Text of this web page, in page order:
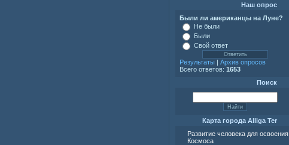
Наш опрос
Были ли американцы на Луне?
Не были
Были
Свой ответ
Результаты | Архив опросов
Всего ответов: 1653
Поиск
Карта города Alliga Ter
Развитие человека для освоения
Космоса